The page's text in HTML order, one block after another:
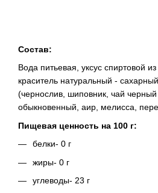
Состав:
Вода питьевая, уксус спиртовой
краситель натуральный -
(чернослив, шиповник, чай
обыкновенный, аир, мелисса,
Пищевая ценность на 100 г:
белки- 0 г
жиры- 0 г
углеводы- 23 г